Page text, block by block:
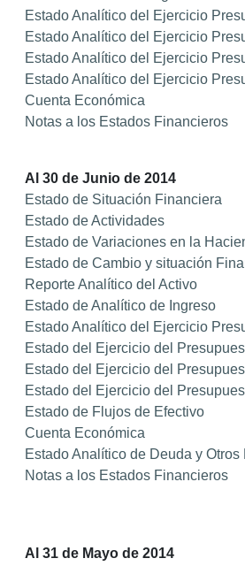
Estado Analítico del Ejercicio
Estado Analítico del Ejercicio
Estado Analítico del Ejercicio
Estado Analítico del Ejercicio
Cuenta Económica
Notas a los Estados Financieros
Al 30 de Junio de 2014
Estado de Situación Financiera
Estado de Actividades
Estado de Variaciones en la
Estado de Cambio y situación
Reporte Analítico del Activo
Estado de Analítico de Ingreso
Estado Analítico del Ejercicio
Estado del Ejercicio del
Estado del Ejercicio del
Estado del Ejercicio del
Estado de Flujos de Efectivo
Cuenta Económica
Estado Analítico de Deuda y Otros
Notas a los Estados Financieros
Al 31 de Mayo de 2014